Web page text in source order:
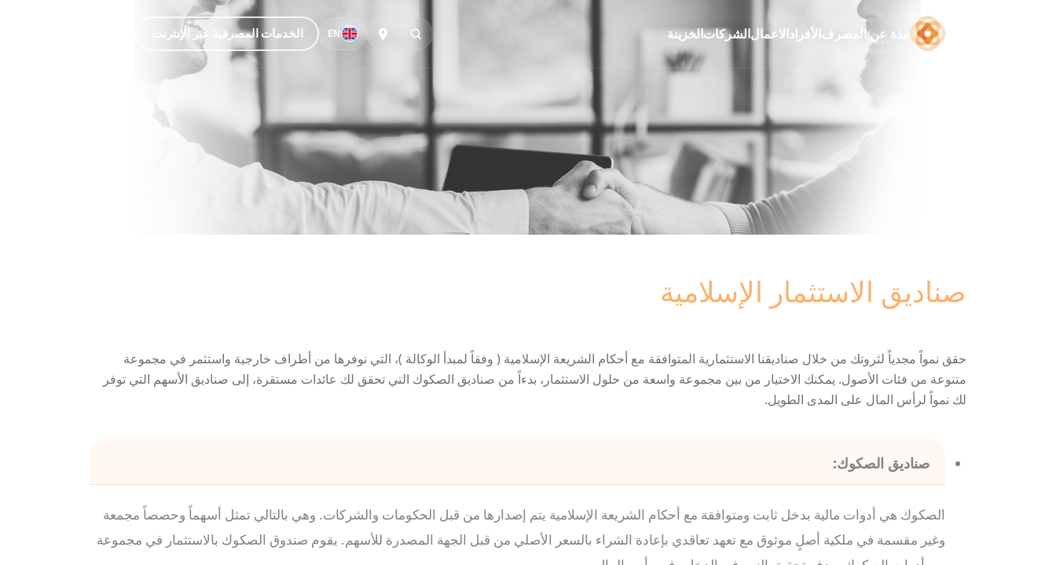
نبذة عن المصرفالأفرادالاعمالالشركاتالخزينة EN الخدمات المصرفية عبر الإنترنت
صناديق الاستثمار الإسلامية
حقق نمواً مجدياً لثروتك من خلال صناديقنا الاستثمارية المتوافقة مع أحكام الشريعة الإسلامية ( وفقاً لمبدأ الوكالة )، التي نوفرها من أطراف خارجية واستثمر في مجموعة
متنوعة من فئات الأصول. يمكنك الاختيار من بين مجموعة واسعة من حلول الاستثمار، بدءاً من صناديق الصكوك التي تحقق لك عائدات مستقرة، إلى صناديق الأسهم التي توفر
لك نمواً لرأس المال على المدى الطويل.
صناديق الصكوك:
الصكوك هي أدوات مالية بدخل ثابت ومتوافقة مع أحكام الشريعة الإسلامية يتم إصدارها من قبل الحكومات والشركات. وهي بالتالي تمثل أسهماً وحصصاً مجمعة
وغير مقسمة في ملكية أصلٍ موثوق مع تعهد تعاقدي بإعادة الشراء بالسعر الأصلي من قبل الجهة المصدرة للأسهم. يقوم صندوق الصكوك بالاستثمار في مجموعة